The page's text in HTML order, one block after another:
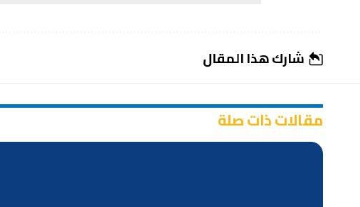
شارك هذا المقال
مقالات ذات صلة